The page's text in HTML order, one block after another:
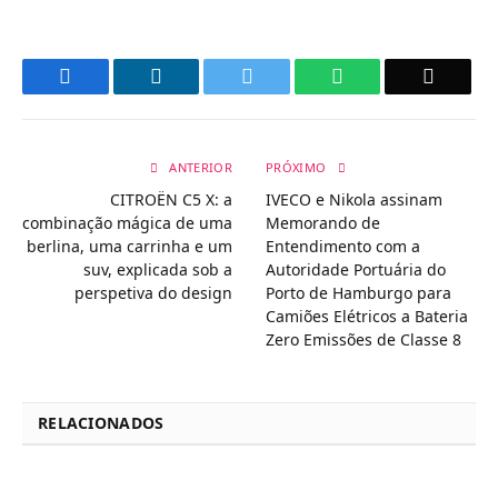
WhatsApp
ANTERIOR
CITROËN C5 X: a
combinação mágica de uma
berlina, uma carrinha e um
suv, explicada sob a
perspetiva do design
PRÓXIMO
IVECO e Nikola assinam
Memorando de
Entendimento com a
Autoridade Portuária do
Porto de Hamburgo para
Camiões Elétricos a Bateria
Zero Emissões de Classe 8
RELACIONADOS